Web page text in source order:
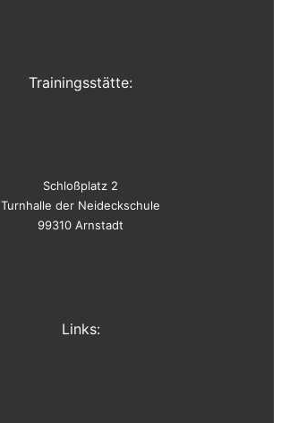
Trainingsstätte:
Schloßplatz 2
Turnhalle der Neideckschule
99310 Arnstadt
Links: